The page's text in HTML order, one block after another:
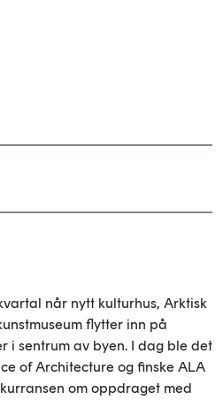
når nytt kulturhus, Arktisk
flytter inn på
i sentrum av byen. I dag ble det
of Architecture og finske ALA
om oppdraget med